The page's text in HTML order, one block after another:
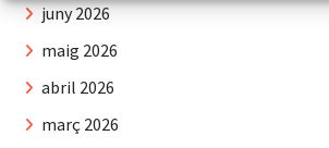
juny 2026
maig 2026
abril 2026
març 2026